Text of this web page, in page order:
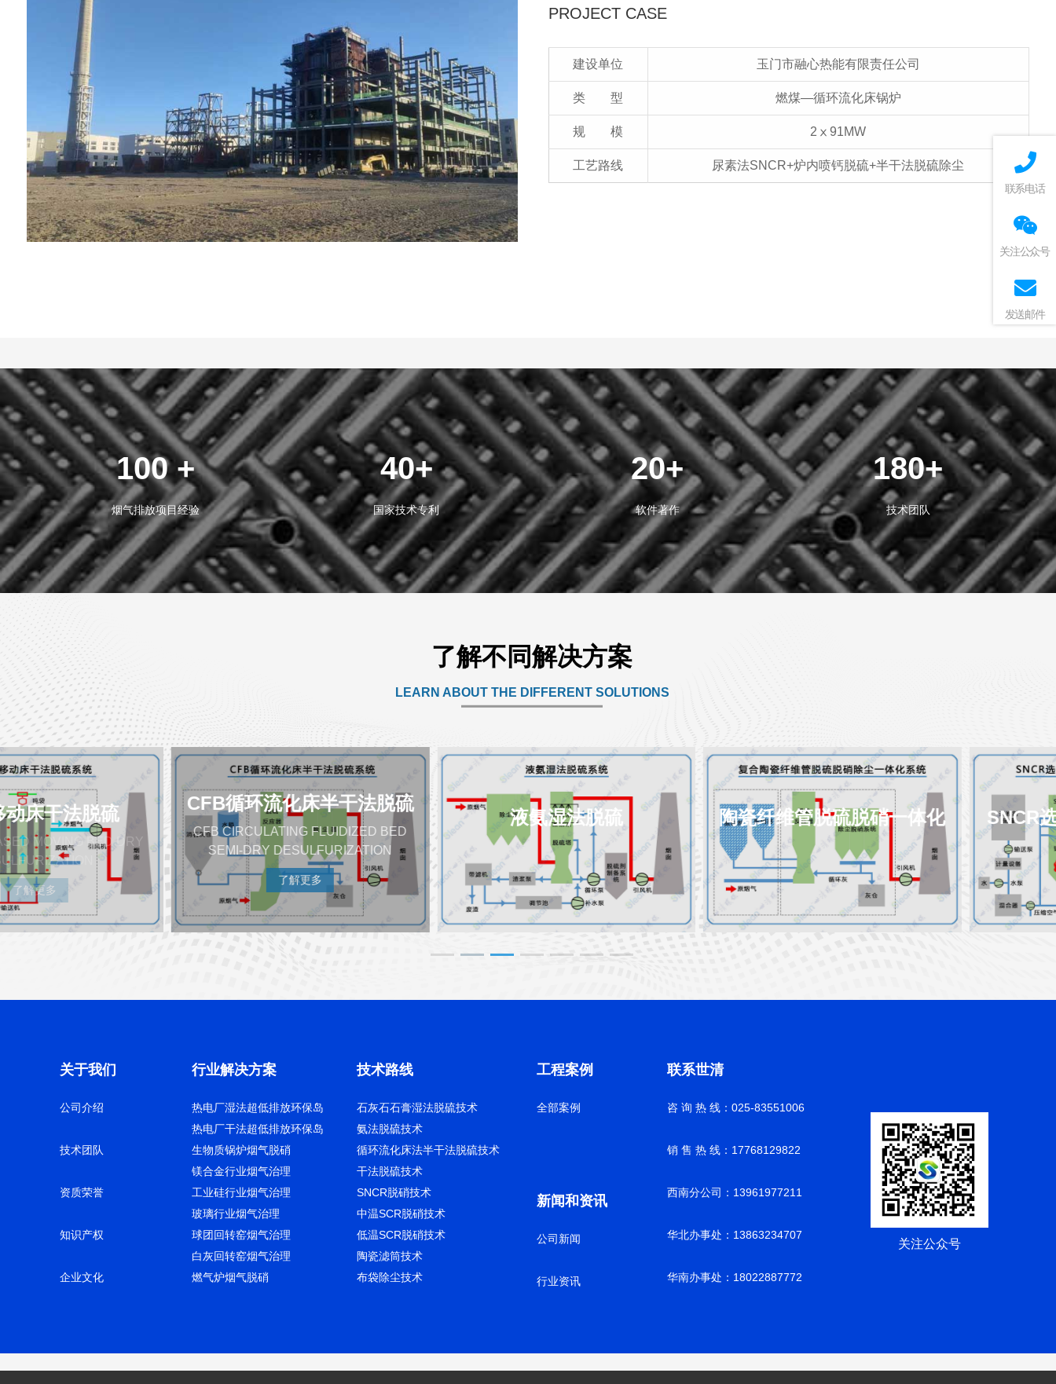
PROJECT CASE
建设单位 玉门市融心热能有限责任公司
类 型 燃煤—循环流化床锅炉
规 模 2ⅹ91MW
工艺路线 尿素法SNCR+炉内喷钙脱硫+半干法脱硫除尘
100 +
烟气排放项目经验
40+
国家技术专利
20+
软件著作
180+
技术团队
了解不同解决方案
LEARN ABOUT THE DIFFERENT SOLUTIONS
CFB循环流化床半干法脱硫
CFB CIRCULATING FLUIDIZED BED
SEMI-DRY DESULFURIZATION
了解更多
液氨湿法脱硫 陶瓷纤维管脱硫脱硝一体化
SNCR选择性非催化还原脱
硝
关于我们
公司介绍
技术团队
资质荣誉
知识产权
企业文化
行业解决方案
热电厂湿法超低排放环保岛
热电厂干法超低排放环保岛
生物质锅炉烟气脱硝
镁合金行业烟气治理
工业硅行业烟气治理
玻璃行业烟气治理
球团回转窑烟气治理
白灰回转窑烟气治理
燃气炉烟气脱硝
技术路线
石灰石石膏湿法脱硫技术
氨法脱硫技术
循环流化床法半干法脱硫技术
干法脱硫技术
SNCR脱硝技术
中温SCR脱硝技术
低温SCR脱硝技术
陶瓷滤筒技术
布袋除尘技术
工程案例
全部案例
新闻和资讯
公司新闻
行业资讯
联系世清
咨 询 热 线：025-83551006
销 售 热 线：17768129822
西南分公司：13961977211
华北办事处：13863234707
华南办事处：18022887772
关注公众号
联系电话
关注公众号
发送邮件